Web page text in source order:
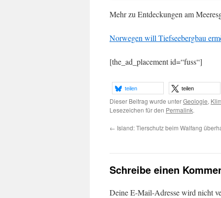
Mehr zu Entdeckungen am
Norwegen will Tiefseebergbau
[the_ad_placement id=“fuss“]
teilen teilen
Dieser Beitrag wurde unterGeologie,
Lesezeichen für den Permalink.
← Island: Tierschutz beim Walfang
Schreibe einen
Deine E-Mail-Adresse wird nicht